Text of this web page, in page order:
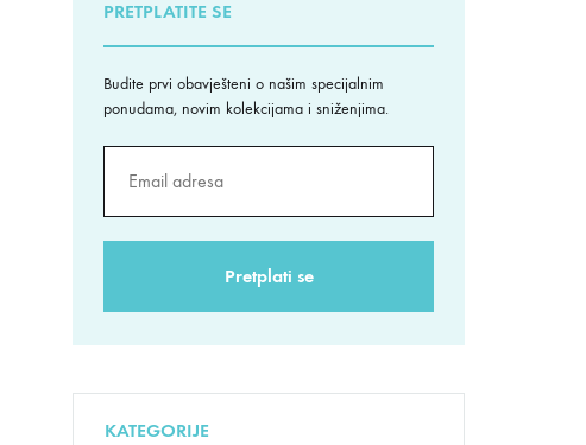
PRETPLATITE SE
Budite prvi obavješteni o našim specijalnim
ponudama, novim kolekcijama i sniženjima.
KATEGORIJE